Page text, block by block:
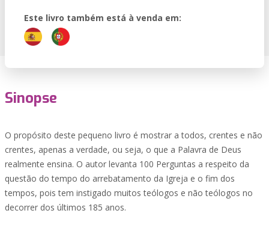
Este livro também está à venda em:
Sinopse
O propósito deste pequeno livro é mostrar a todos, crentes e não
crentes, apenas a verdade, ou seja, o que a Palavra de Deus
realmente ensina. O autor levanta 100 Perguntas a respeito da
questão do tempo do arrebatamento da Igreja e o fim dos
tempos, pois tem instigado muitos teólogos e não teólogos no
decorrer dos últimos 185 anos.